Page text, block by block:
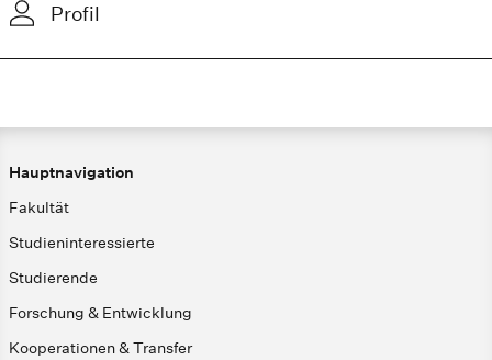
Profil
Hauptnavigation
Fakultät
Studieninteressierte
Studierende
Forschung & Entwicklung
Kooperationen & Transfer